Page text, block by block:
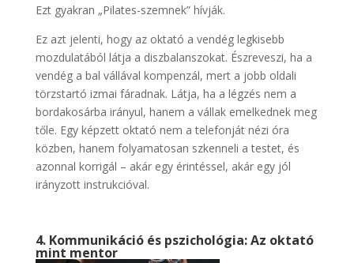
Ezt gyakran „Pilates-szemnek” hívják.
Ez azt jelenti, hogy az oktató a vendég legkisebb
mozdulatából látja a diszbalanszokat. Észreveszi, ha a
vendég a bal vállával kompenzál, mert a jobb oldali
törzstartó izmai fáradnak. Látja, ha a légzés nem a
bordakosárba irányul, hanem a vállak emelkednek meg
tőle. Egy képzett oktató nem a telefonját nézi óra
közben, hanem folyamatosan szkenneli a testet, és
azonnal korrigál – akár egy érintéssel, akár egy jól
irányzott instrukcióval.
4. Kommunikáció és pszichológia: Az oktató
mint mentor